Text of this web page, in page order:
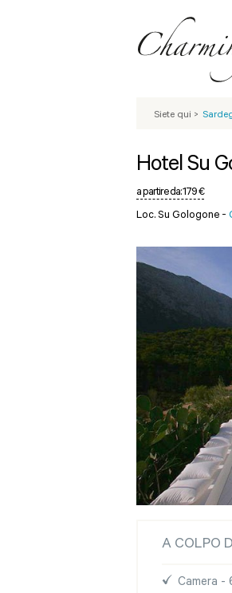
Siete qui >
Hotel Su
a partire da:179 €
Loc. Su Gologone -
A COLPO
Camera -